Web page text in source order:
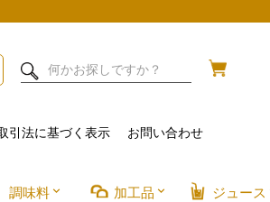
引法に基づく表示 お問い合わせ
調味料 加工品 ジュース